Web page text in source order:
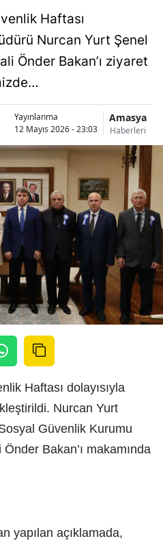
Haftası
Nurcan Yurt Şenel
Önder Bakan’ı ziyaret
Yayınlanma
12 Mayıs 2026 - 23:03
Amasya
Haberleri
Haftası dolayısıyla
Nurcan Yurt
Güvenlik Kurumu
Bakan’ı makamında
yapılan açıklamada,